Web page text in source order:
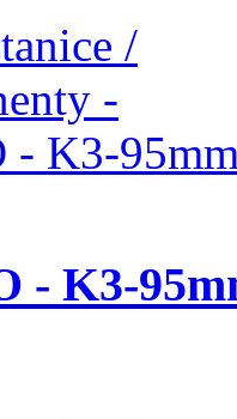
- K3-